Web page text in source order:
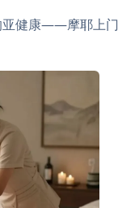
亚健康——摩耶上门